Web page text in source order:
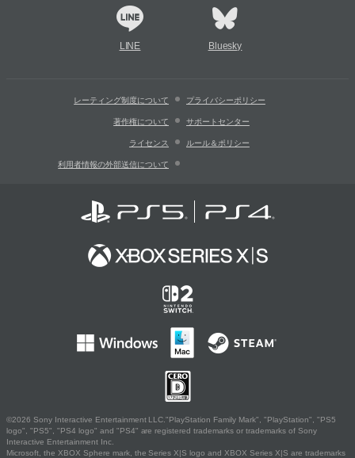
LINE Bluesky
レーティング制度について プライバシーポリシー
著作権について サポートセンター
ライセンス ルール＆ポリシー
利用者情報の外部送信について
©2026 Sony Interactive Entertainment LLC."PlayStation Family Mark", "PlayStation", "PS5
logo", "PS5", "PS4 logo" and "PS4" are registered trademarks or trademarks of Sony
Interactive Entertainment Inc.
Microsoft, the XBOX Sphere mark, the Series X|S logo and XBOX Series X|S are trademarks